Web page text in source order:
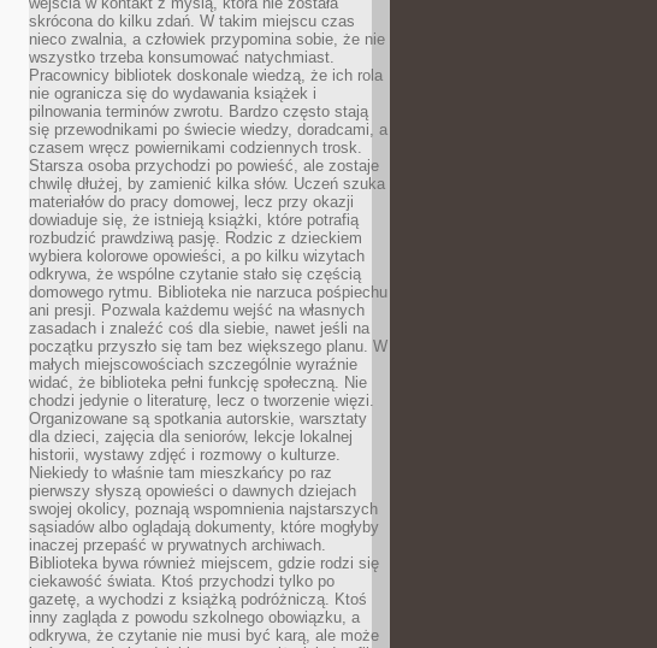
skrócona do kilku zdań. W takim miejscu czas
nieco zwalnia, a człowiek przypomina sobie, że nie
wszystko trzeba konsumować natychmiast.
Pracownicy bibliotek doskonale wiedzą, że ich rola
nie ogranicza się do wydawania książek i
pilnowania terminów zwrotu. Bardzo często stają
się przewodnikami po świecie wiedzy, doradcami, a
czasem wręcz powiernikami codziennych trosk.
Starsza osoba przychodzi po powieść, ale zostaje
chwilę dłużej, by zamienić kilka słów. Uczeń szuka
materiałów do pracy domowej, lecz przy okazji
dowiaduje się, że istnieją książki, które potrafią
rozbudzić prawdziwą pasję. Rodzic z dzieckiem
wybiera kolorowe opowieści, a po kilku wizytach
odkrywa, że wspólne czytanie stało się częścią
domowego rytmu. Biblioteka nie narzuca pośpiechu
ani presji. Pozwala każdemu wejść na własnych
zasadach i znaleźć coś dla siebie, nawet jeśli na
początku przyszło się tam bez większego planu. W
małych miejscowościach szczególnie wyraźnie
widać, że biblioteka pełni funkcję społeczną. Nie
chodzi jedynie o literaturę, lecz o tworzenie więzi.
Organizowane są spotkania autorskie, warsztaty
dla dzieci, zajęcia dla seniorów, lekcje lokalnej
historii, wystawy zdjęć i rozmowy o kulturze.
Niekiedy to właśnie tam mieszkańcy po raz
pierwszy słyszą opowieści o dawnych dziejach
swojej okolicy, poznają wspomnienia najstarszych
sąsiadów albo oglądają dokumenty, które mogłyby
inaczej przepaść w prywatnych archiwach.
Biblioteka bywa również miejscem, gdzie rodzi się
ciekawość świata. Ktoś przychodzi tylko po
gazetę, a wychodzi z książką podróżniczą. Ktoś
inny zagląda z powodu szkolnego obowiązku, a
odkrywa, że czytanie nie musi być karą, ale może